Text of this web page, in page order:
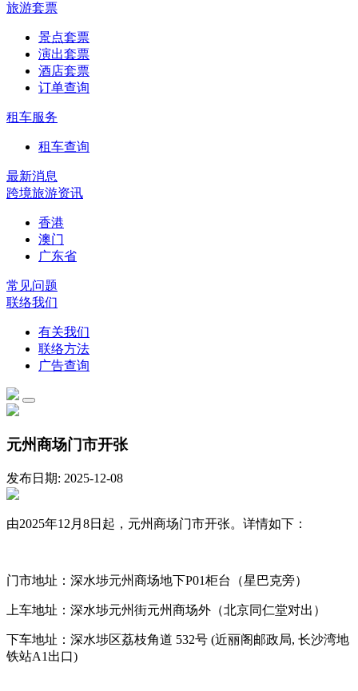
旅游套票
景点套票
演出套票
酒店套票
订单查询
租车服务
租车查询
最新消息
跨境旅游资讯
香港
澳门
广东省
常见问题
联络我们
有关我们
联络方法
广告查询
元州商场门市开张
发布日期: 2025-12-08
由2025年12月8日起，元州商场门市开张。详情如下：
门市地址：深水埗元州商场地下P01柜台（星巴克旁）
上车地址：深水埗元州街元州商场外（北京同仁堂对出）
下车地址：深水埗区荔枝角道 532号 (近丽阁邮政局, 长沙湾地
铁站A1出口)